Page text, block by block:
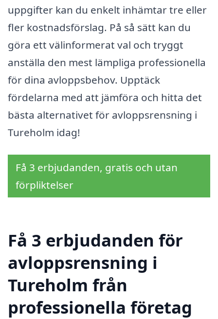
uppgifter kan du enkelt inhämtar tre eller
fler kostnadsförslag. På så sätt kan du
göra ett välinformerat val och tryggt
anställa den mest lämpliga professionella
för dina avloppsbehov. Upptäck
fördelarna med att jämföra och hitta det
bästa alternativet för avloppsrensning i
Tureholm idag!
Få 3 erbjudanden, gratis och utan
förpliktelser
Få 3 erbjudanden för
avloppsrensning i
Tureholm från
professionella företag